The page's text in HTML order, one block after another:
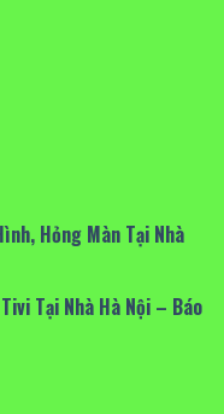
Hỏng Màn Tại Nhà
Tại Nhà Hà Nội – Báo